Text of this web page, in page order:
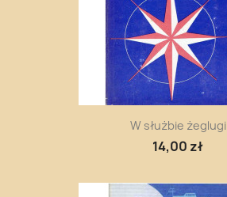
W służbie żeglugi
14,00 zł